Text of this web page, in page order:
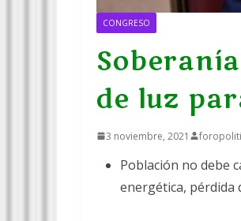
CONGRESO
de luz
3 noviembre, 2021
Población no debe
energética, pérdida